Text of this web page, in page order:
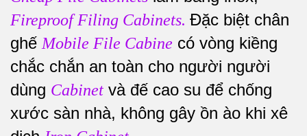
Fireproof Filing Cabinets. Đặc biệt chân
ghế Mobile File Cabine có vòng kiềng
chắc chắn an toàn cho người người
dùng Cabinet và đế cao su để chống
xước sàn nhà, không gây ồn ào khi xê